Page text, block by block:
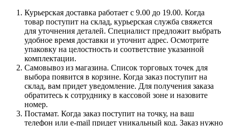
Курьерская доставка работает с 9.00 до 19.00. Когда
товар поступит на склад, курьерская служба свяжется
для уточнения деталей. Специалист предложит выбрать
удобное время доставки и уточнит адрес. Осмотрите
упаковку на целостность и соответствие указанной
комплектации.
Самовывоз из магазина. Список торговых точек для
выбора появится в корзине. Когда заказ поступит на
склад, вам придет уведомление. Для получения заказа
обратитесь к сотруднику в кассовой зоне и назовите
номер.
Постамат. Когда заказ поступит на точку, на ваш
телефон или e-mail придет уникальный код. Заказ нужно